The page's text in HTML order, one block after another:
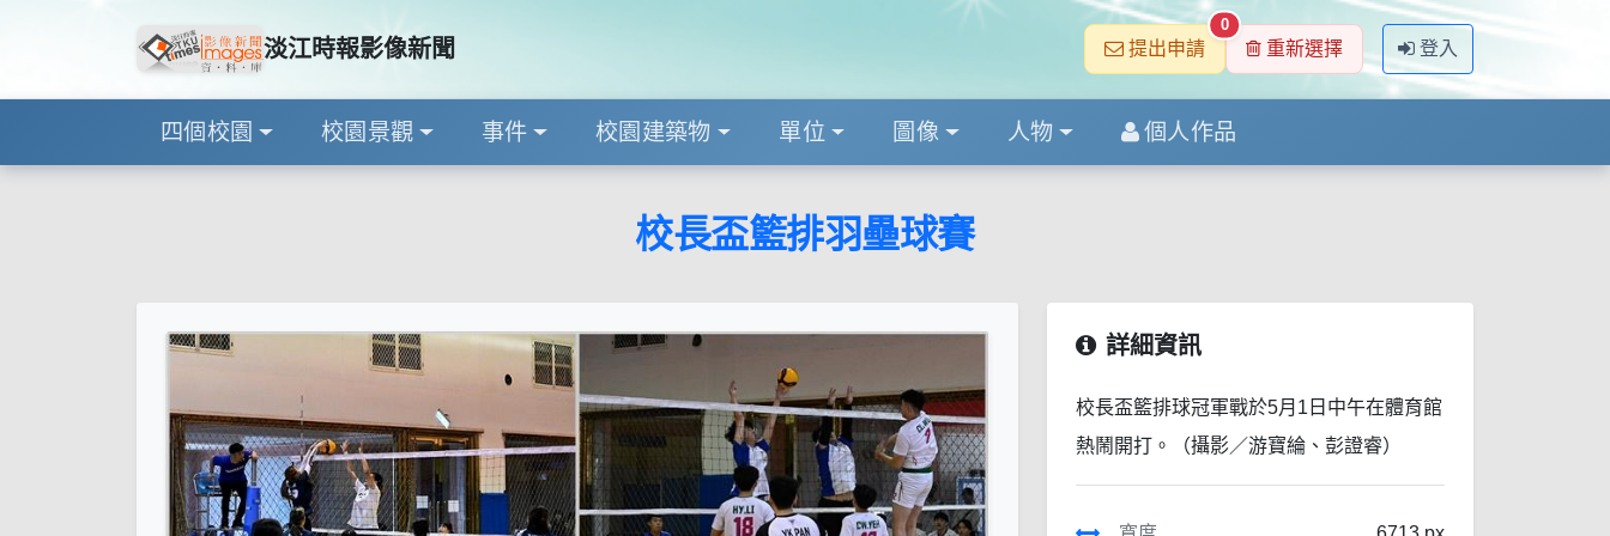
淡江時報影像新聞 提出申請
0
重新選擇 登入
四個校園 校園景觀 事件 校園建築物 單位 圖像 人物 個人作品
校長盃籃排羽壘球賽
詳細資訊
校長盃籃排球冠軍戰於5月1日中午在體育館
熱鬧開打。（攝影／游寶綸、彭證睿）